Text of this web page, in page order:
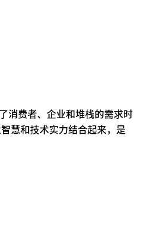
消费者、企业和堆栈的需求时
慧和技术实力结合起来，是